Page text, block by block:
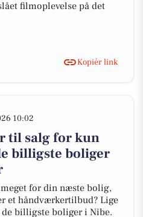
filmoplevelse på det
Kopiér link
10:02
til salg for kun
billigste boliger
for din næste bolig,
et håndværkertilbud? Lige
billigste boliger i Nibe.